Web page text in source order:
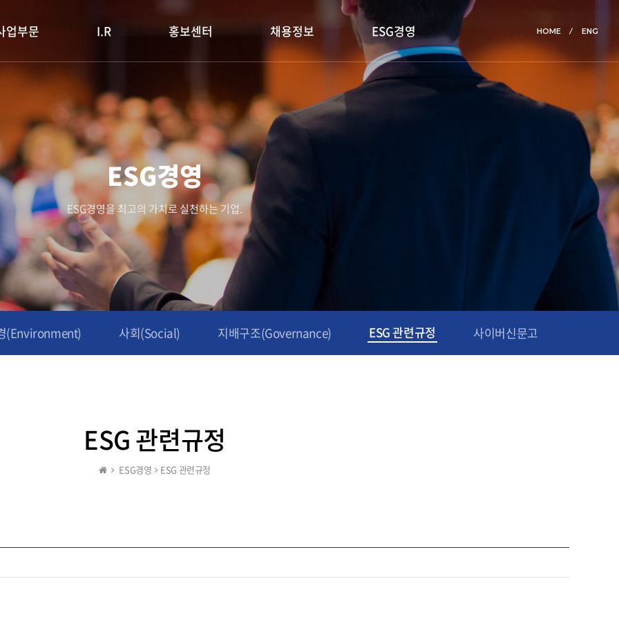
HOME ENG
업부문 I.R 홍보센터 채용정보 ESG경영
ESG경영
ESG경영을 최고의 가치로 실천하는 기업.
(Environment) 사회(Social) 지배구조(Governance) ESG 관련규정 사이버신문고
ESG 관련규정
ESG경영 ESG 관련규정